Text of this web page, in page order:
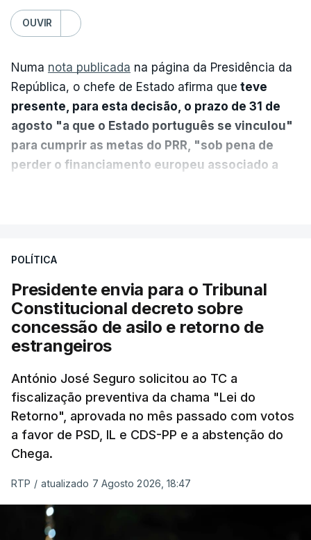
OUVIR
Numa nota publicada na página da Presidência da
República, o chefe de Estado afirma que teve
presente, para esta decisão, o prazo de 31 de
agosto "a que o Estado português se vinculou"
para cumprir as metas do PRR, "sob pena de
perder o financiamento europeu associado a
sistema mais simples, mais justo e transparente".
"Sempre que seja possível reduzir burocracias,
eliminar sobreposições e garantir que os apoios
chegam a quem mais necessita, estaremos a dar
um passo na direção certa", argumenta o
Presidente da República.
Assegurar que "ninguém é
prejudicado"
O Preisdente deixa, no entanto, deixa alguns
avisos:uma reforma desta dimensão "deve ter
POLÍTICA
Presidente envia para o Tribunal
Constitucional decreto sobre
concessão de asilo e retorno de
estrangeiros
António José Seguro solicitou ao TC a
fiscalização preventiva da chama "Lei do
Retorno", aprovada no mês passado com votos
a favor de PSD, IL e CDS-PP e a abstenção do
Chega.
RTP / atualizado 7 Agosto 2026, 18:47